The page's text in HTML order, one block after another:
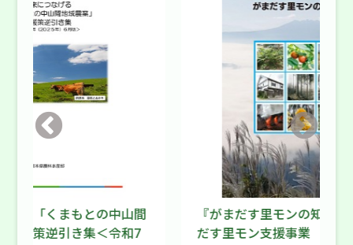
『がまだす里モンの知恵袋 ～がま
だす里モン支援事業 令和2～4年度